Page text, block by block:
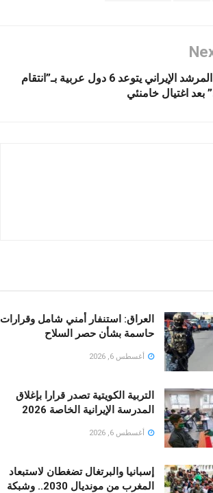
ممثل المرشد الإيراني يتوعد 6 دول عربية بـ”انتقام
اغتيال خامنئي
العراق: استنفار أمني شامل وقرارات
حاسمة بشأن حصر السلاح
أغسطس 6, 2026
التربية الكويتية تصدر قرارا بإغلاق
المدرسة الإيرانية الخاصة 2026
أغسطس 6, 2026
إسبانيا والبرتغال تضغطان لاستبعاد
المغرب من مونديال 2030.. وشبكة